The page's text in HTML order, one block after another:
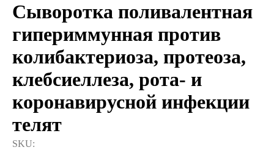
Сыворотка поливалентная
гипериммунная против
колибактериоза, протеоза,
клебсиеллеза, рота- и
коронавирусной инфекции
телят
SKU: